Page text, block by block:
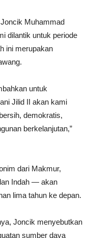
Muhammad
dilantik untuk periode
ini merupakan
untuk
Jilid II akan kami
demokratis,
berkelanjutan,”
dari Makmur,
Indah — akan
lima tahun ke depan.
Joncik menyebutkan
sumber daya